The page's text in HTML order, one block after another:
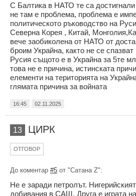
С Балтика в НАТО те са
не там е проблема, проблема е
политическото ръководство на
Северна Корея , Китай,
вече заобиколена от НАТО от
броим Украйна, както не се
Русия същото е в Украйна за 5те
това не е причина, истинската
елементи на територията на
глямата причина за войната
16:45 02.11.2025
13 ЦИРК
ОТГОВОР
До коментар #5 от "Сатана Z":
Не е заради петролът.
добивания в САЩ. Друга е играта